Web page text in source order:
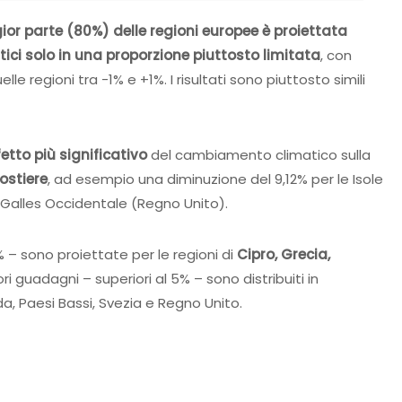
parte (80%) delle regioni europee è proiettata
solo in una proporzione piuttosto limitata, con
regioni tra -1% e +1%. I risultati sono piuttosto simili
più significativodel cambiamento climatico sulla
, ad esempio una diminuzione del 9,12% per le Isole
Occidentale (Regno Unito).
– sono proiettate per le regioni di Cipro, Grecia,
guadagni – superiori al 5% – sono distribuiti in
Paesi Bassi, Svezia e Regno Unito.